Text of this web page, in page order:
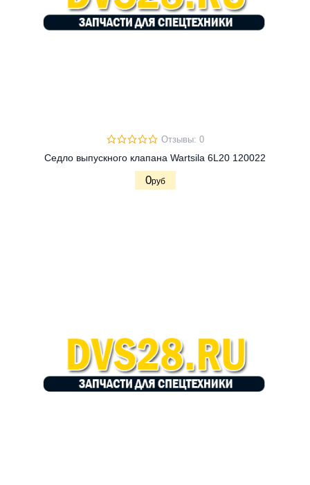
Отзывы: 0
Cедло выпускного клапана Wartsila 6L20 120022
0руб